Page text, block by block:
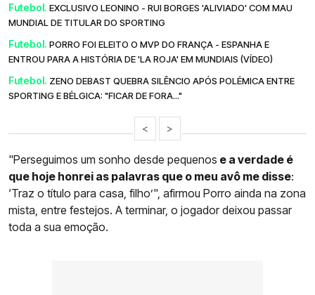
Futebol. EXCLUSIVO LEONINO - RUI BORGES 'ALIVIADO' COM MAU
MUNDIAL DE TITULAR DO SPORTING
Futebol. PORRO FOI ELEITO O MVP DO FRANÇA - ESPANHA E
ENTROU PARA A HISTÓRIA DE 'LA ROJA' EM MUNDIAIS (VÍDEO)
Futebol. ZENO DEBAST QUEBRA SILÊNCIO APÓS POLÉMICA ENTRE
SPORTING E BÉLGICA: "FICAR DE FORA..."
< >
"Perseguimos um sonho desde pequenos e a verdade é
que hoje honrei as palavras que o meu avô me disse:
‘Traz o título para casa, filho’", afirmou Porro ainda na zona
mista, entre festejos. A terminar, o jogador deixou passar
toda a sua emoção.